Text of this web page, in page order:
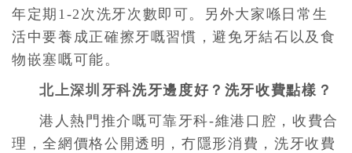
年定期1-2次洗牙次數即可。另外大家喺日常生
活中要養成正確擦牙嘅習慣，避免牙結石以及食
物嵌塞嘅可能。
北上深圳牙科洗牙邊度好？洗牙收費點樣？
港人熱門推介嘅可靠牙科-維港口腔，收費合
理，全網價格公開透明，冇隱形消費，洗牙收費